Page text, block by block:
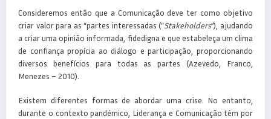
Consideremos então que a Comunicação deve ter como objetivo
criar valor para as “partes interessadas (“Stakeholders”), ajudando
a criar uma opinião informada, fidedigna e que estabeleça um clima
de confiança propícia ao diálogo e participação, proporcionando
diversos benefícios para todas as partes (Azevedo, Franco,
Menezes – 2010).
Existem diferentes formas de abordar uma crise. No entanto,
durante o contexto pandémico, Liderança e Comunicação têm por